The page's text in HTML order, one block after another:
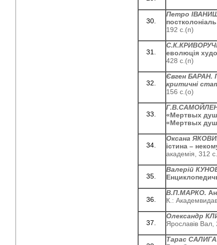
Петро
192 с.(п)
еволюція
428 с.(п)
Євген БАРАН.
критичні
156 с.(о)
«Мертвых
«Мертвых
Оксана
істина –
академія, 312
Валерій
В.П.МАРКО.
К.:
Олександр
Ярославів Вал,
Тарас